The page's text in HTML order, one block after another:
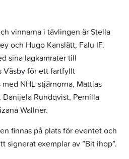
vinnarna i tävlingen är Stella
och Hugo Kanslätt, Falu IF.
sina lagkamrater till
Väsby för ett fartfyllt
NHL-stjärnorna, Mattias
Rundqvist, Pernilla
Wallner.
finnas på plats för eventet och
signerat exemplar av ”Bit ihop”.